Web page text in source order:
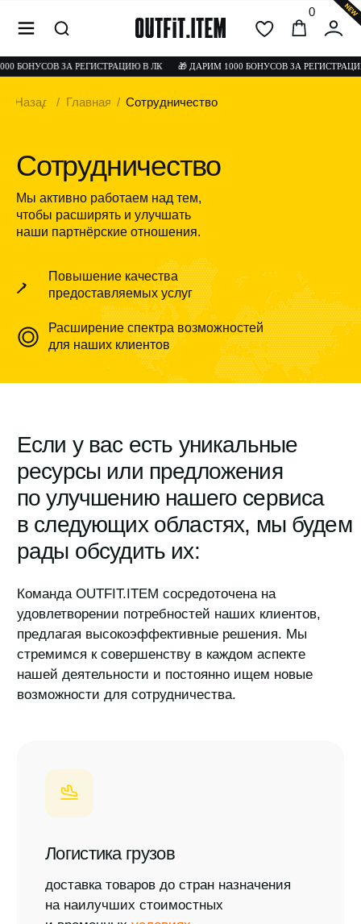
БОНУСОВ ЗА РЕГИСТРАЦИЮ В ЛК 🎁 ДАРИМ 1000 БОНУСОВ ЗА
Сотрудничество
Мы активно работаем над тем,
чтобы расширять и улучшать
наши партнёрские отношения.
Назад Главная
/ Сотрудничество
/
Повышение качества
предоставляемых услуг
Расширение спектра возможностей
для наших клиентов
Если у вас есть уникальные
ресурсы или предложения
по улучшению нашего сервиса
в следующих областях, мы будем
удовлетворении потребностей наших клиентов,
предлагая высокоэффективные решения. Мы
стремимся к совершенству в каждом аспекте
нашей деятельности и постоянно ищем новые
возможности для сотрудничества.
Логистика грузов
доставка товаров до стран назначения
и временныхусловиях.
Посреднические услуги
организация закупок оригинальной
продукции из стран Европы, Америки,